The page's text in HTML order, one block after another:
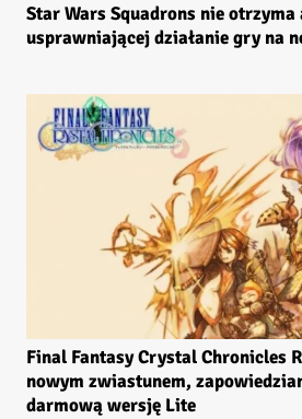
Star Wars Squadrons nie
usprawniającej działanie gry na
Final Fantasy Crystal Chronicles
nowym zwiastunem,
darmową wersję Lite